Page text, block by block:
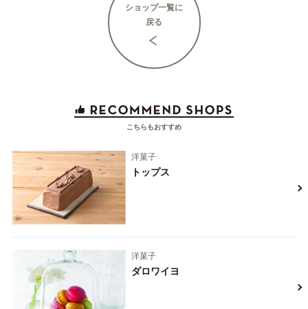
ショップ一覧に
戻る
こちらもおすすめ
洋菓子
トップス
洋菓子
ダロワイヨ